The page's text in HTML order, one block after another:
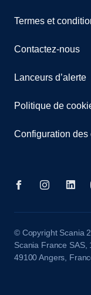
Termes et
Contactez-nous
Lanceurs d’alerte
Politique de
Configuration des
© Copyright Scania
Scania France SAS,
49100 Angers,